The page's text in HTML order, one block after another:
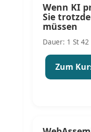
Wenn KI
Sie
müssen
Dauer: 1 St 42
Zum